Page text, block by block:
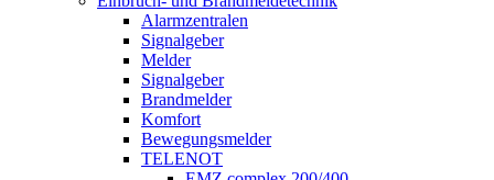
Alarmzentralen
Signalgeber
Melder
Signalgeber
Brandmelder
Komfort
Bewegungsmelder
TELENOT